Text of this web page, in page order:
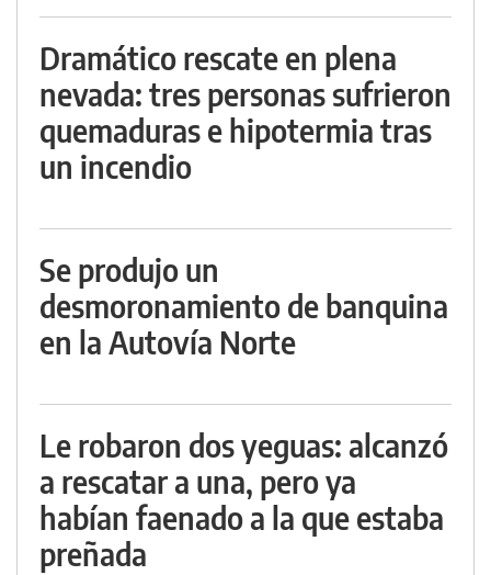
Dramático rescate en plena
nevada: tres personas sufrieron
quemaduras e hipotermia tras
un incendio
Se produjo un
desmoronamiento de banquina
en la Autovía Norte
Le robaron dos yeguas: alcanzó
a rescatar a una, pero ya
habían faenado a la que estaba
preñada